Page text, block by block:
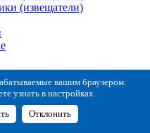
(извещатели)
материалы
извещателей
вашим браузером.
узнать в настройках.
Отклонить